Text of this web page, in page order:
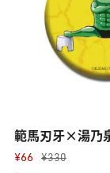
範馬刃牙×湯乃
¥66 ¥330